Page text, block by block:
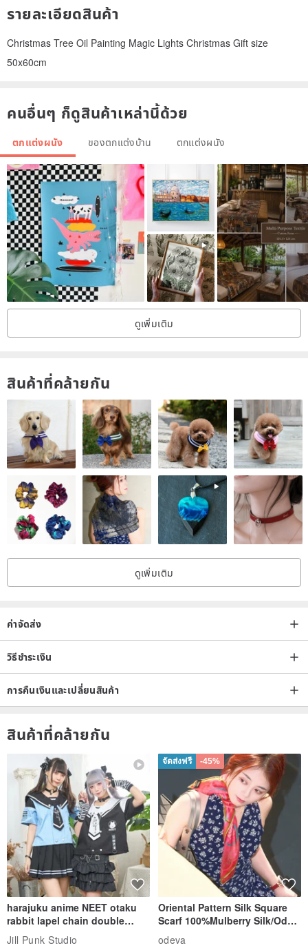
รายละเอียดสินค้า
Christmas Tree Oil Painting Magic Lights Christmas Gift size
50x60cm
คนอื่นๆ ก็ดูสินค้าเหล่านี้ด้วย
ตกแต่งผนัง ของตกแต่งบ้าน ตกแต่งผนัง
ดูเพิ่มเติม
สินค้าที่คล้ายกัน
ดูเพิ่มเติม
ค่าจัดส่ง
วิธีชำระเงิน
การคืนเงินและเปลี่ยนสินค้า
สินค้าที่คล้ายกัน
harajuku anime NEET otaku
rabbit lapel chain double
breasted sailor top JJ2540
Jill Punk Studio
จัดส่งฟรี -45%
Oriental Pattern Silk Square
Scarf 100%Mulberry Silk/Ode
to the Yi Tribe–Courage
odeva